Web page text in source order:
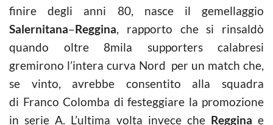
finire degli anni 80, nasce il gemellaggio
Salernitana–Reggina, rapporto che si rinsaldò
quando oltre 8mila supporters calabresi
gremirono l’intera curva Nord per un match che,
se vinto, avrebbe consentito alla squadra
di Franco Colomba di festeggiare la promozione
in serie A. L’ultima volta invece che Reggina e